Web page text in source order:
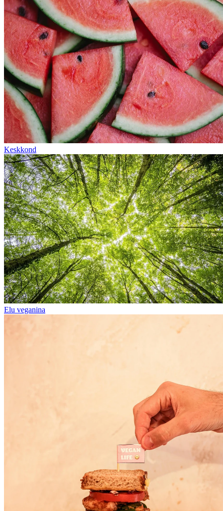
Keskkond
Elu veganina